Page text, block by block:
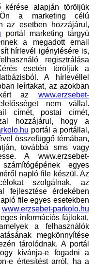
kérése alapján töröljük
Ön a marketing célú
az esetben hozzájárul,
portál marketing tárgyú
a megadott email
hírlevél igénylésére is,
regisztrálása
esetén töröljük a
A hírlevéllel
leírtakat, az azokban
az www.erzsebet-
nem vállal.
címét, postai címét,
hozzájárul, hogy a
portál a portállal,
összefüggő témában,
továbbá sms vagy
A www.erzsebet-
egyes
napló file készül. Az
szolgálnak, az
fejlesztése érdekében
file egyes esetekben
www.erzsebet-parkolo.hu
információs fájlokat,
a felhasználók
megkönnyítése
tárolódnak. A portál
kívánja-e fogadni a
e értesítést arról, ha a